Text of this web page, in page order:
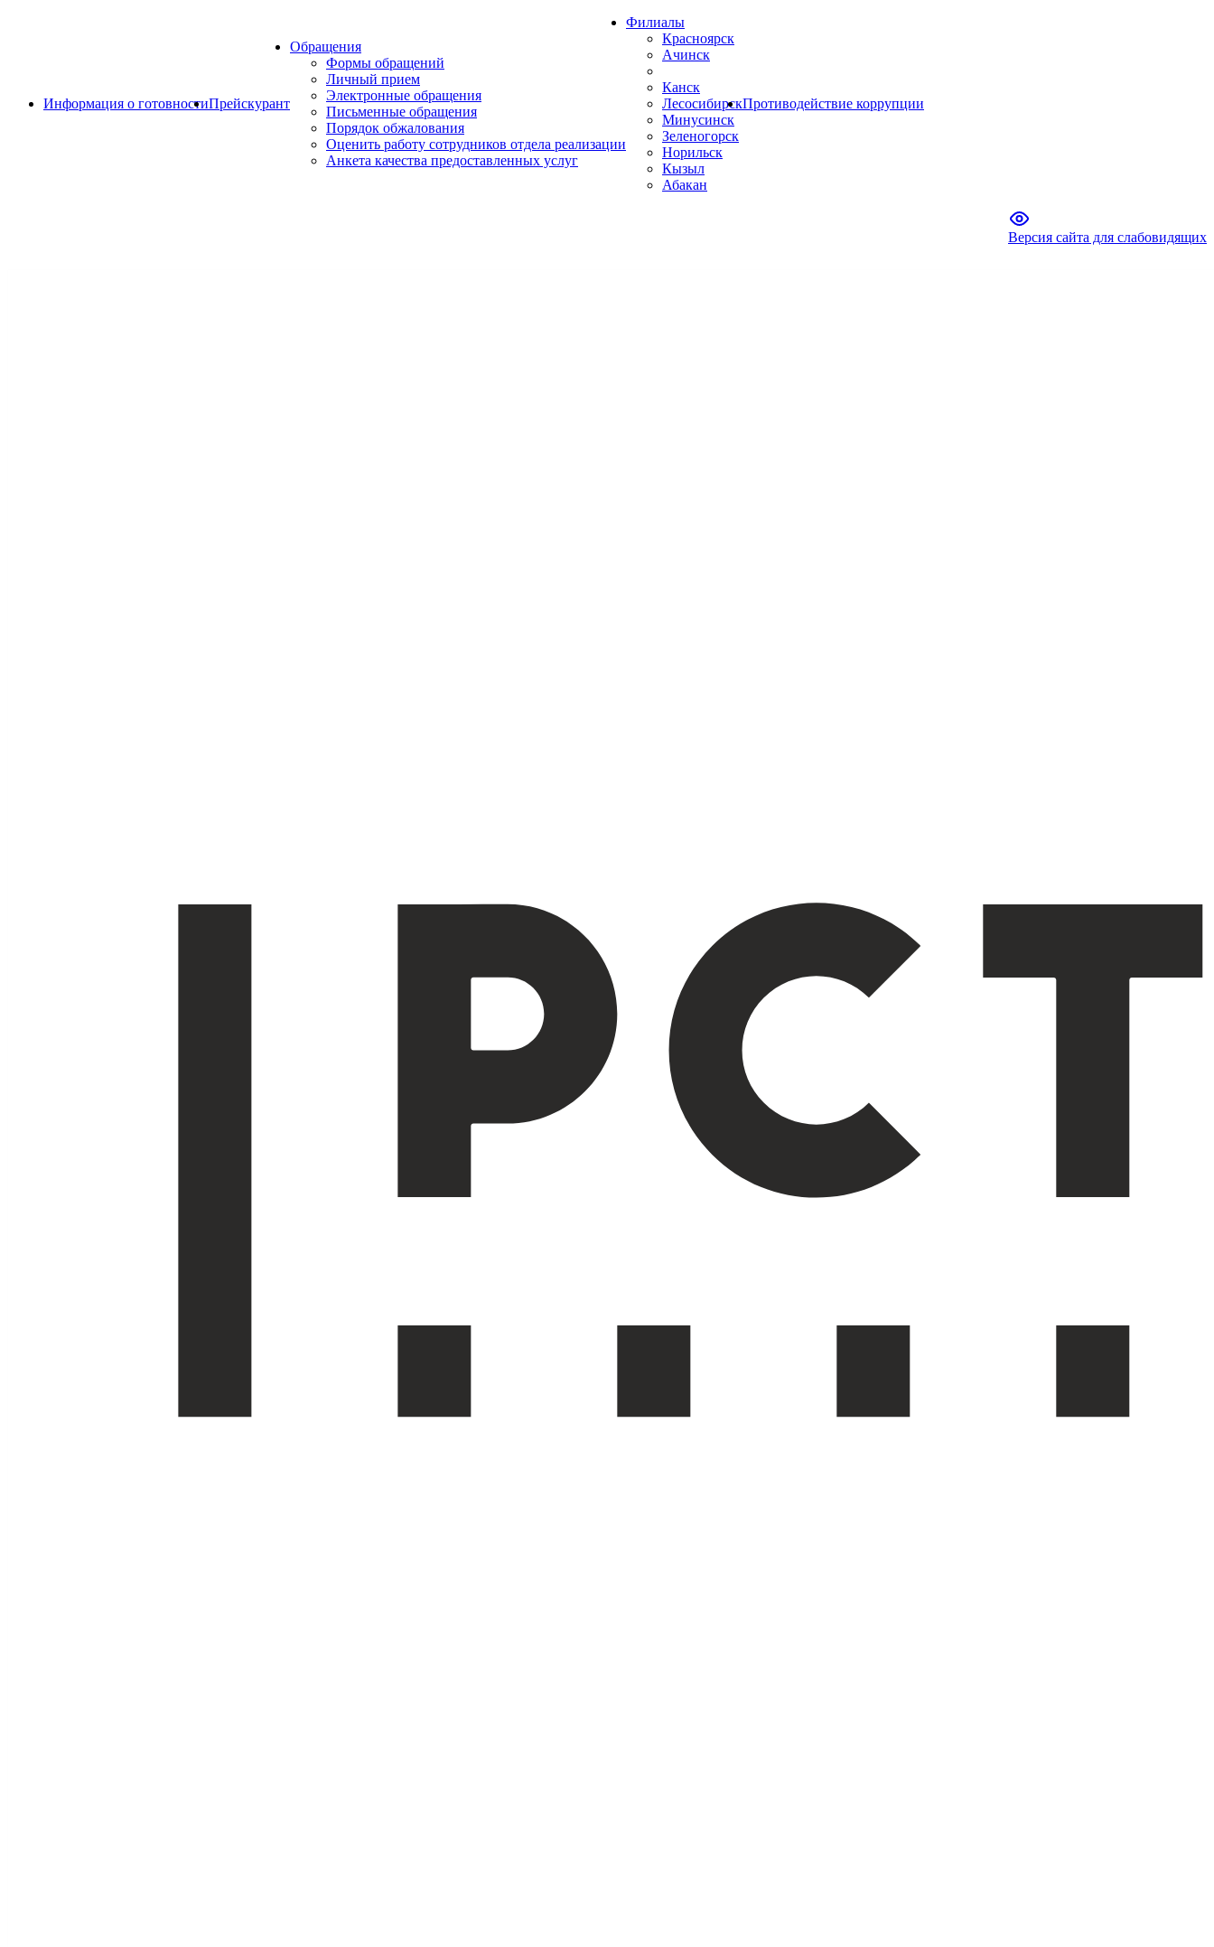
Информация о готовностиПрейскурант
Обращения
Формы обращений
Личный прием
Электронные обращения
Письменные обращения
Порядок обжалования
Оценить работу сотрудников отдела реализации
Анкета качества предоставленных услуг
Филиалы
Красноярск
Ачинск
Канск
Лесосибирск
Минусинск
Зеленогорск
Норильск
Кызыл
Абакан
Противодействие коррупции
Версия сайта для слабовидящих